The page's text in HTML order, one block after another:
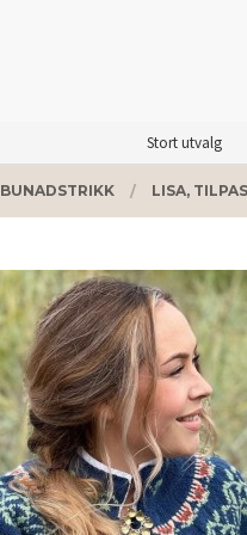
Stort utvalg
BUNADSTRIKK LISA,